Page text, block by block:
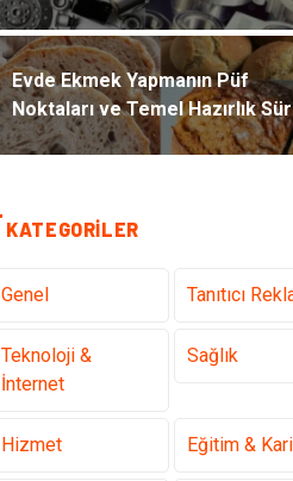
Evde Ekmek Yapmanın Püf
Noktaları ve Temel Hazırlık
KATEGORILER
Genel Tanıtıcı
Teknoloji &
İnternet
Sağlık
Hizmet Eğitim &